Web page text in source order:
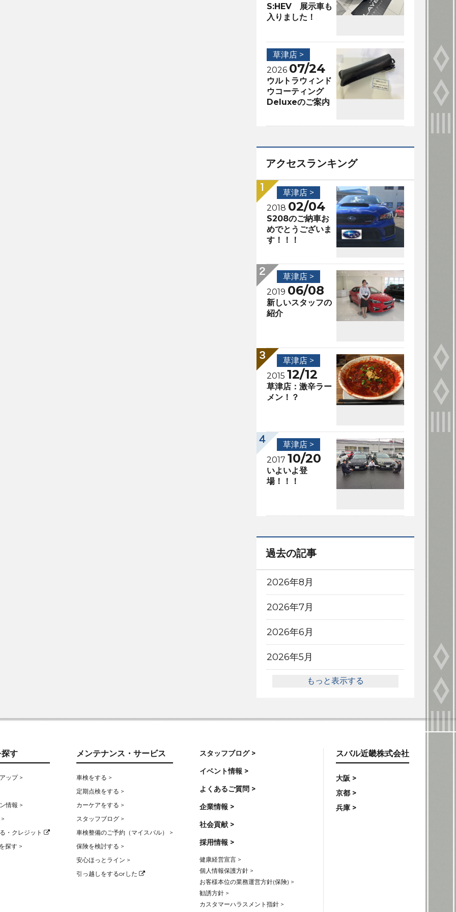
S:HEV 展示車も
入りました！
草津店 >
2026 07/24
ウルトラウィンド
ウコーティング
Deluxeのご案内
アクセスランキング
草津店 >
2018 02/04
S208のご納車お
めでとうございま
す！！！
草津店 >
2019 06/08
新しいスタッフの
紹介
草津店 >
2015 12/12
草津店：激辛ラー
メン！？
草津店 >
2017 10/20
いよいよ登
場！！！
過去の記事
2026年8月
2026年7月
2026年6月
2026年5月
もっと表示する
す
ップ >
情報 >
・クレジット
探す >
メンテナンス・サービス
車検をする >
定期点検をする >
カーケアをする >
スタッフブログ >
車検整備のご予約（マイスバル） >
保険を検討する >
安心ほっとライン >
引っ越しをするorした
スタッフブログ >
イベント情報 >
よくあるご質問 >
企業情報 >
社会貢献 >
採用情報 >
健康経営宣言 >
個人情報保護方針 >
お客様本位の業務運営方針(保険) >
勧誘方針 >
カスタマーハラスメント指針 >
スバル近畿株式会社
大阪 >
京都 >
兵庫 >